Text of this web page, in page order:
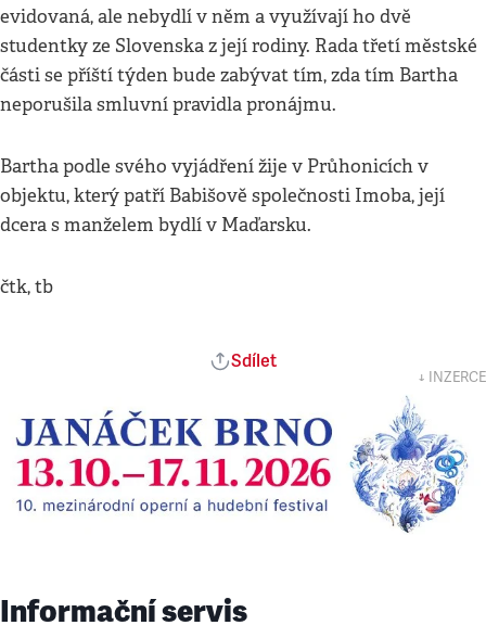
evidovaná, ale nebydlí v něm a využívají ho dvě
studentky ze Slovenska z její rodiny. Rada třetí městské
části se příští týden bude zabývat tím, zda tím Bartha
neporušila smluvní pravidla pronájmu.
Bartha podle svého vyjádření žije v Průhonicích v
objektu, který patří Babišově společnosti Imoba, její
dcera s manželem bydlí v Maďarsku.
čtk, tb
Sdílet
↓ INZERCE
Informační servis